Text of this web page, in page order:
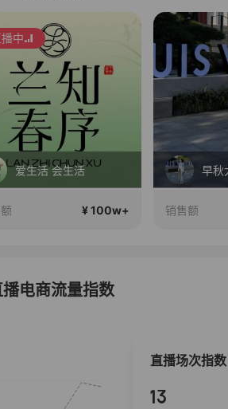
早秋大上新
销售额 ¥ 100w+ 销售额
播电商流量指数
直播场次指数
13